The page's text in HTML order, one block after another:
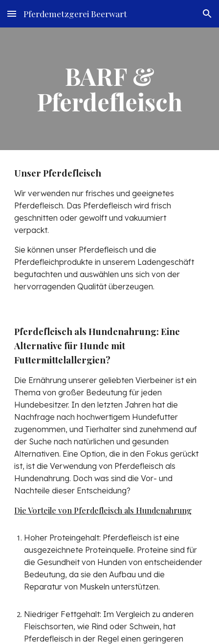
Skip to main content Skip to navigation
Pferdemetzgerei Beerwart
BARF &
Pferdefleisch
Unser Pferdefleisch
Wir verwenden nur frisches und geeignetes
Pferdefleisch. Das Pferdefleisch wird frisch
geschnitten oder gewolft und vakuumiert
verpackt.
Sie können unser Pferdefleisch und die
Pferdefleichprodukte in unserem Ladengeschäft
begutachten und auswählen uns sich von der
hervorragenden Qualität überzeugen.
Pferdefleisch als Hundenahrung: Eine
Alternative für Hunde mit
Futtermittelallergien?
Die Ernährung unserer geliebten Vierbeiner ist ein
Thema von großer Bedeutung für jeden
Hundebesitzer. In den letzten Jahren hat die
Nachfrage nach hochwertigem Hundefutter
zugenommen, und Tierhalter sind zunehmend auf
der Suche nach natürlichen und gesunden
Alternativen. Eine Option, die in den Fokus gerückt
ist, ist die Verwendung von Pferdefleisch als
Hundenahrung. Doch was sind die Vor- und
Nachteile dieser Entscheidung?
Die Vorteile von Pferdefleisch als Hundenahrung
Hoher Proteingehalt: Pferdefleisch ist eine
ausgezeichnete Proteinquelle. Proteine sind für
die Gesundheit von Hunden von entscheidender
Bedeutung, da sie den Aufbau und die
Reparatur von Muskeln unterstützen.
Niedriger Fettgehalt: Im Vergleich zu anderen
Fleischsorten, wie Rind oder Schwein, hat
Pferdefleisch in der Regel einen geringeren